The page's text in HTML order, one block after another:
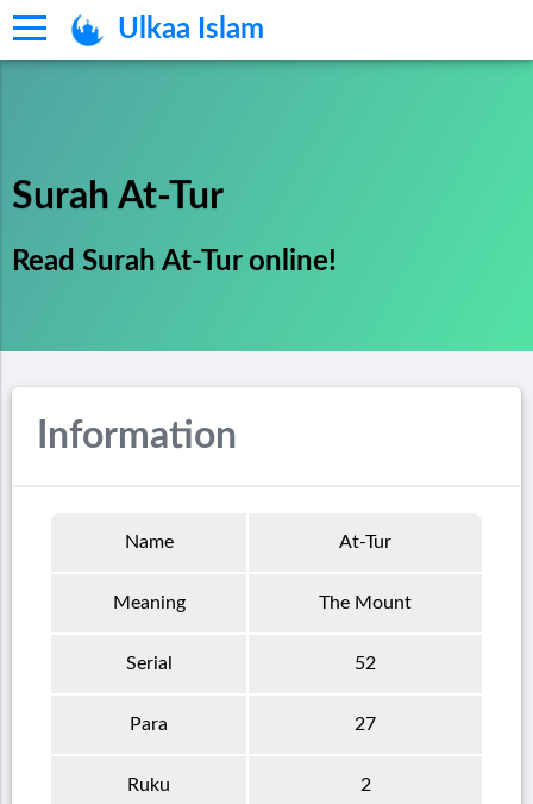
Ulkaa Islam
Surah At-Tur
Read Surah At-Tur online!
Information
Name At-Tur
Meaning The Mount
Serial 52
Para 27
Ruku 2